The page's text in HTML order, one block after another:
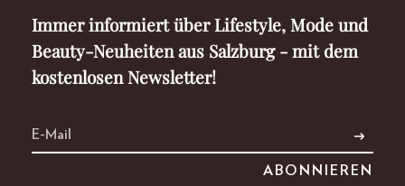
Immer informiert über Lifestyle, Mode und
Beauty-Neuheiten aus Salzburg - mit dem
kostenlosen Newsletter!